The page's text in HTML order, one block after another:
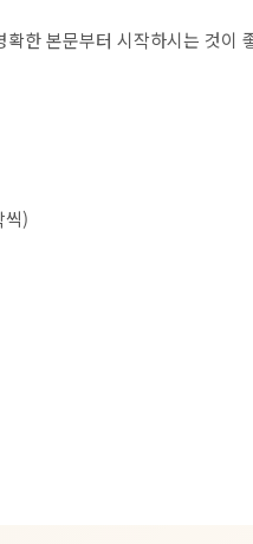
한 본문부터 시작하시는 것이
씩)